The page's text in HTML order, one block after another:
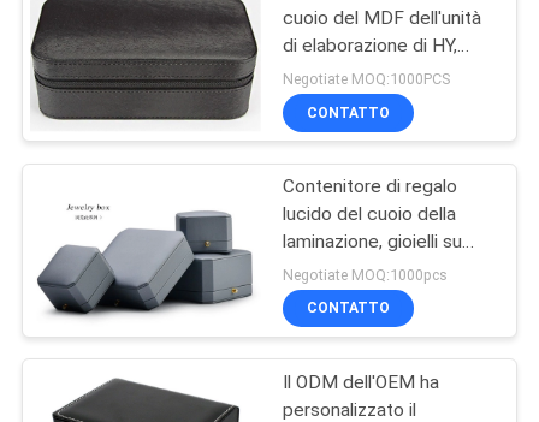
cuoio del MDF dell'unità
di elaborazione di HY,
cassa di cuoio portatile
dei gioielli dello SGS
Negotiate MOQ:1000PCS
CONTATTO
Contenitore di regalo
lucido del cuoio della
laminazione, gioielli su
ordinazione che
imballano con il logo
Negotiate MOQ:1000pcs
CONTATTO
Il ODM dell'OEM ha
personalizzato il